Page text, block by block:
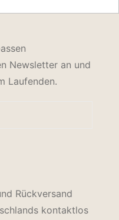
Newsletter an und
Laufenden.
Rückversand
kontaktlos